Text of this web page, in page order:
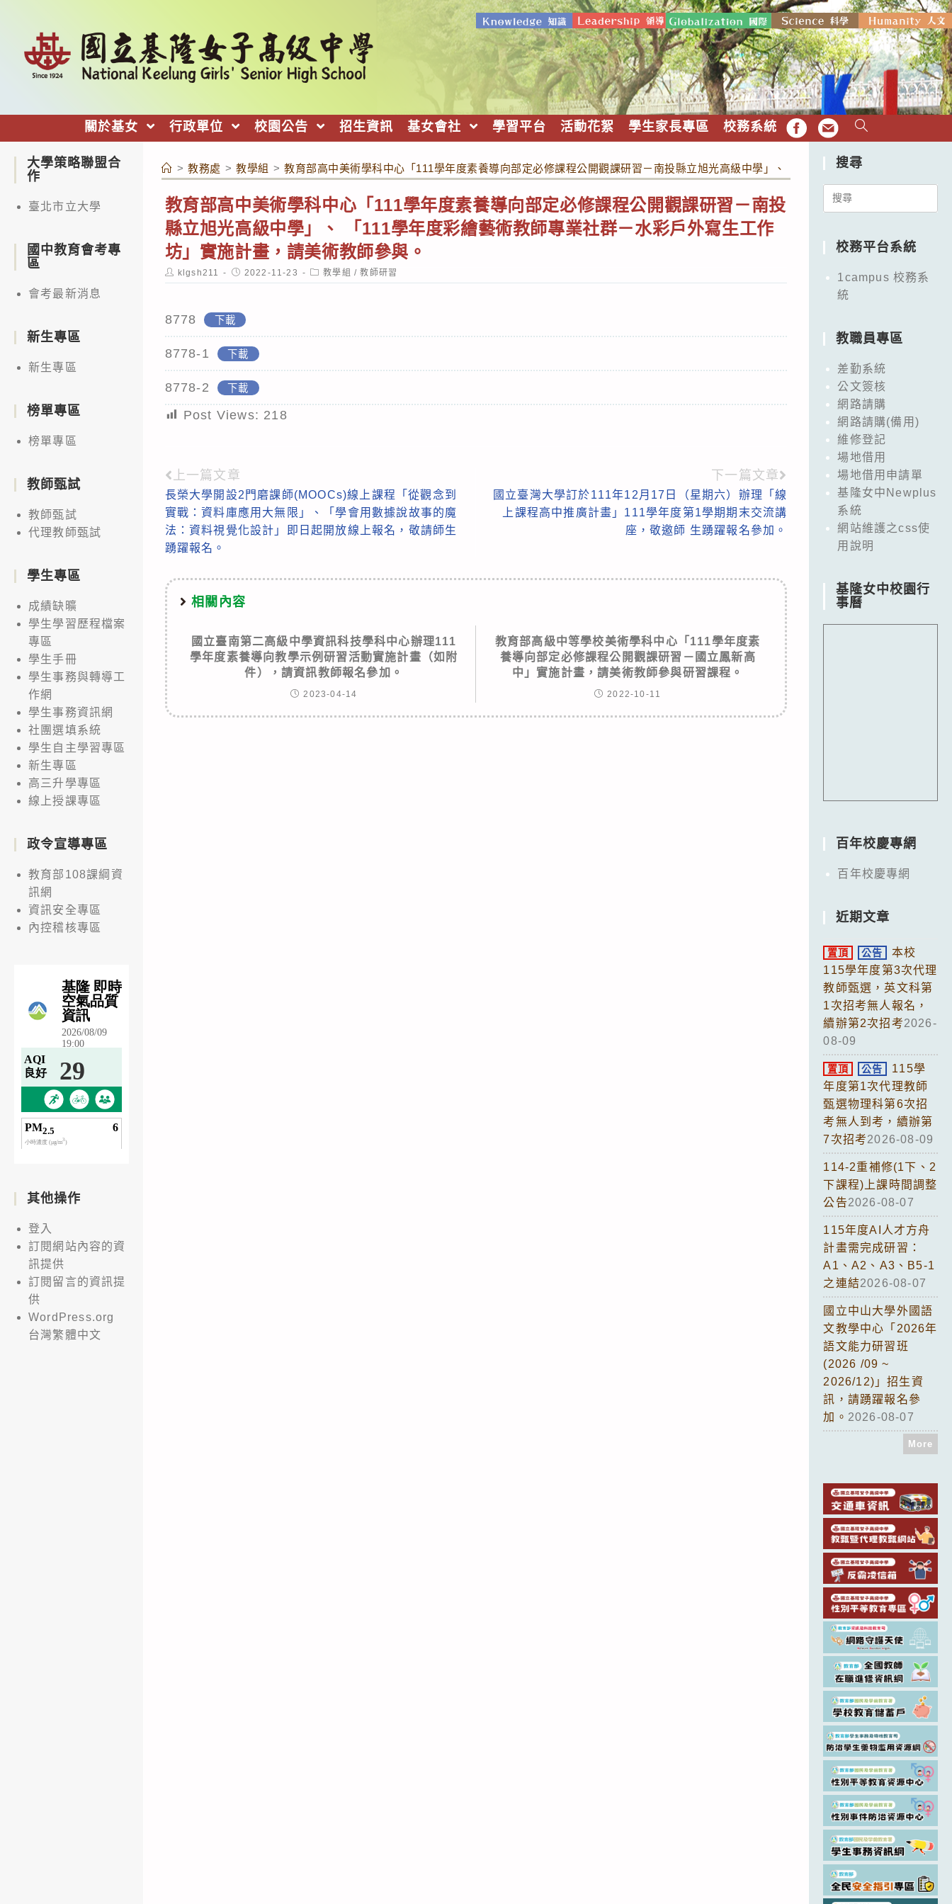
關於基女 行政單位 校園公告 招生資訊 基女會社 學習平台 活動花絮 學生家長專區 校務系統 FB EMAIL
> 教務處 > 教學組 > 教育部高中美術學科中心「111學年度素養導向部定必修課程公開觀課研習－南投縣立旭光高級中學」、 「111學年度彩繪藝術教師專業
教育部高中美術學科中心「111學年度素養導向部定必修課程公開觀課研習－南投
縣立旭光高級中學」、 「111學年度彩繪藝術教師專業社群－水彩戶外寫生工作
坊」實施計畫，請美術教師參與。
Post
author:
klgsh211
Post
published:
2022-11-23
Post
category:
教學組 / 教師研習
8778 下載
8778-1 下載
8778-2 下載
Post Views: 218
Read
more
articles
上一篇文章
長榮大學開設2門磨課師(MOOCs)線上課程「從觀念到
實戰：資料庫應用大無限」、「學會用數據說故事的魔
法：資料視覺化設計」即日起開放線上報名，敬請師生
踴躍報名。
下一篇文章
國立臺灣大學訂於111年12月17日（星期六）辦理「線
上課程高中推廣計畫」111學年度第1學期期末交流講
座，敬邀師 生踴躍報名參加。
相關內容
國立臺南第二高級中學資訊科技學科中心辦理111
學年度素養導向教學示例研習活動實施計畫（如附
件），請資訊教師報名參加。
2023-04-14
教育部高級中等學校美術學科中心「111學年度素
養導向部定必修課程公開觀課研習－國立鳳新高
中」實施計畫，請美術教師參與研習課程。
2022-10-11
大學策略聯盟合
作
臺北市立大學
國中教育會考專
區
會考最新消息
新生專區
新生專區
榜單專區
榜單專區
教師甄試
教師甄試
代理教師甄試
學生專區
成績缺曠
學生學習歷程檔案
專區
學生手冊
學生事務與轉導工
作網
學生事務資訊網
社團選填系統
學生自主學習專區
新生專區
高三升學專區
線上授課專區
政令宣導專區
教育部108課綱資
訊網
資訊安全專區
內控稽核專區
其他操作
登入
訂閱網站內容的資
訊提供
訂閱留言的資訊提
供
WordPress.org
台灣繁體中文
搜尋
Search
校務平台系統
1campus 校務系
統
教職員專區
差勤系統
公文簽核
網路請購
網路請購(備用)
維修登記
場地借用
場地借用申請單
基隆女中Newplus
系統
網站維護之css使
用說明
基隆女中校園行
事曆
百年校慶專網
百年校慶專網
近期文章
置頂 公告
本校
115學年度第3次代理
教師甄選，英文科第
1次招考無人報名，
續辦第2次招考2026-
08-09
置頂 公告
115學
年度第1次代理教師
甄選物理科第6次招
考無人到考，續辦第
7次招考2026-08-09
114-2重補修(1下、2
下課程)上課時間調整
公告2026-08-07
115年度AI人才方舟
計畫需完成研習：
A1、A2、A3、B5-1
之連結2026-08-07
國立中山大學外國語
文教學中心「2026年
語文能力研習班
(2026 /09 ~
2026/12)」招生資
訊，請踴躍報名參
加。 2026-08-07
More